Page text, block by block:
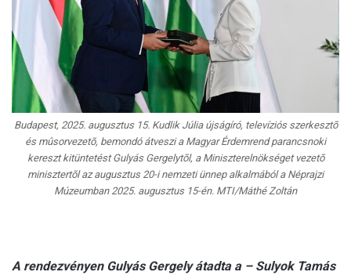
Budapest, 2025. augusztus 15. Kudlik Júlia újságíró, televíziós szerkesztõ
és mûsorvezetõ, bemondó átveszi a Magyar Érdemrend parancsnoki
kereszt kitüntetést Gulyás Gergelytõl, a Miniszterelnökséget vezetõ
minisztertõl az augusztus 20-i nemzeti ünnep alkalmából a Néprajzi
Múzeumban 2025. augusztus 15-én. MTI/Máthé Zoltán
A rendezvényen Gulyás Gergely átadta a – Sulyok Tamás